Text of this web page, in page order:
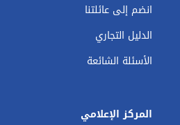
انضم إلى عائلتنا
الدليل التجاري
الأسئلة الشائعة
المركز الإعلامي